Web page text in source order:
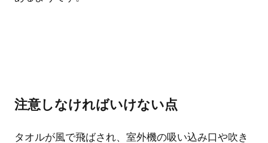
注意しなければいけない点
タオルが風で飛ばされ、室外機の吸い込み口や吹き